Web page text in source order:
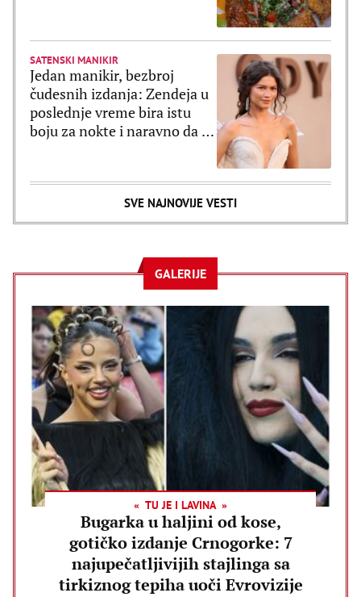
SATENSKI MANIKIR
Jedan manikir, bezbroj
čudesnih izdanja: Zendeja u
poslednje vreme bira istu
boju za nokte i naravno da je
SVE NAJNOVIJE VESTI
GALERIJE
TU JE I LAVINA
Bugarka u haljini od kose,
gotičko izdanje Crnogorke: 7
najupečatljivijih stajlinga sa
tirkiznog tepiha uoči Evrovizije